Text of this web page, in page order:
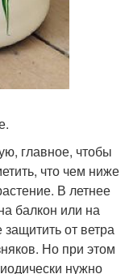
главное, чтобы
что чем ниже
В летнее
балкон или на
от ветра
Но при этом
нужно